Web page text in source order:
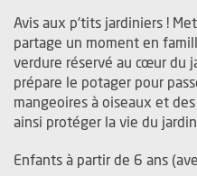
Avis aux p'tits jardiniers !
partage un moment en
verdure réservé au cœur du
prépare le potager pour
mangeoires à oiseaux et
ainsi protéger la vie du
Enfants à partir de 6 ans